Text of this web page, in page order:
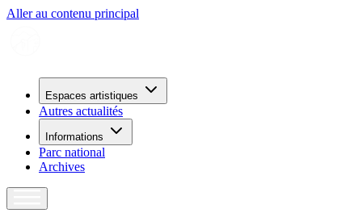
Aller au contenu principal
Espaces artistiques
Autres actualités
Informations
Parc national
Archives